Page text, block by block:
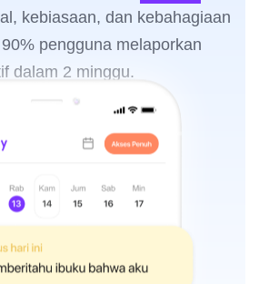
kebiasaan, dan kebahagiaan
pengguna melaporkan
dalam 2 minggu.